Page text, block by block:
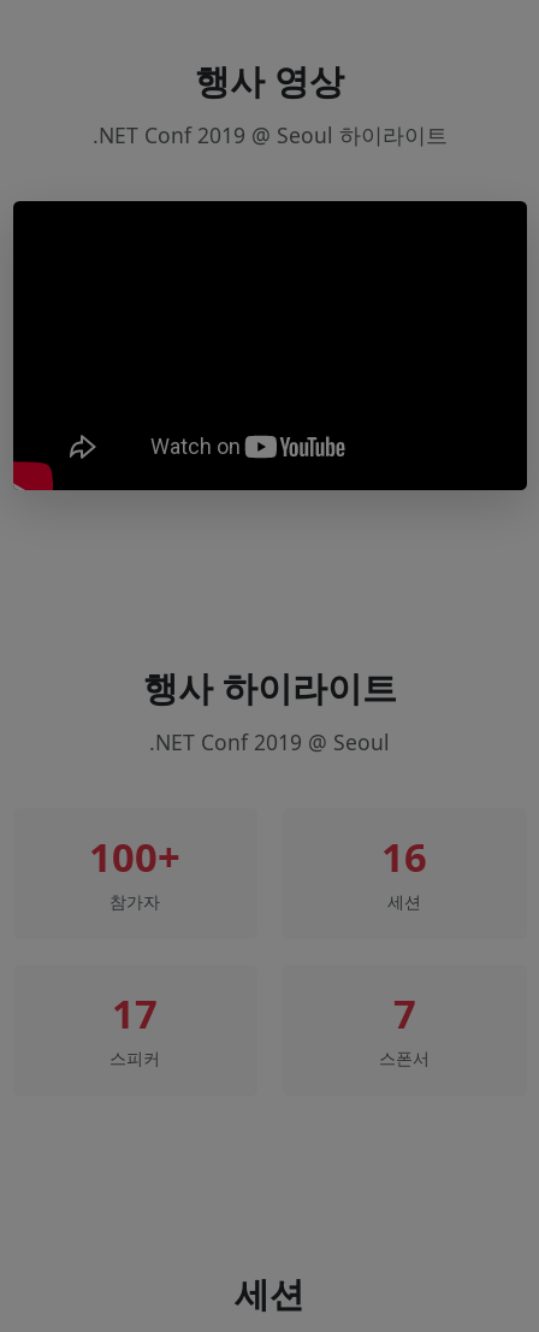
행사 영상
.NET Conf 2019 @ Seoul 하이라이트
행사 하이라이트
.NET Conf 2019 @ Seoul
100+
참가자
16
세션
17
스피커
7
스폰서
세션